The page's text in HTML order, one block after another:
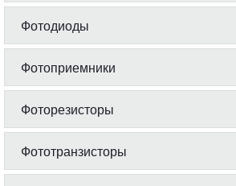
Фотодиоды
Фотоприемники
Фоторезисторы
Фототранзисторы